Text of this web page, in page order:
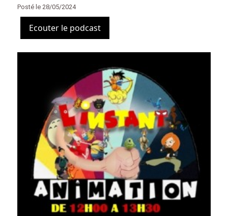
Posté le 28/05/2024
Ecouter le podcast